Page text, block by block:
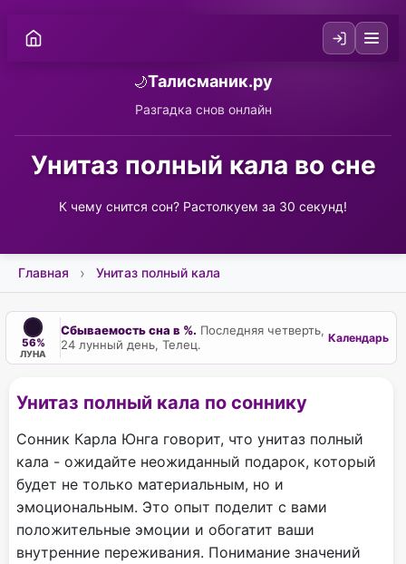
🌙Талисманик.ру
Разгадка снов онлайн
Унитаз полный кала во сне
К чему снится сон? Растолкуем за 30 секунд!
Главная Унитаз полный кала
56%
ЛУНА
Сбываемость сна в %. Последняя четверть,
24 лунный день, Телец.
Календарь
Унитаз полный кала по соннику
Сонник Карла Юнга говорит, что унитаз полный
кала - ожидайте неожиданный подарок, который
будет не только материальным, но и
эмоциональным. Это опыт поделит с вами
положительные эмоции и обогатит ваши
внутренние переживания. Понимание значений